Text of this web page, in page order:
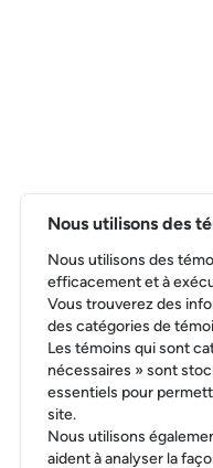
Nous utilisons des
Nous utilisons des
efficacement et à
Vous trouverez des
des catégories de
Les témoins qui sont
nécessaires » sont
essentiels pour
site.
Nous utilisons
aident à analyser la